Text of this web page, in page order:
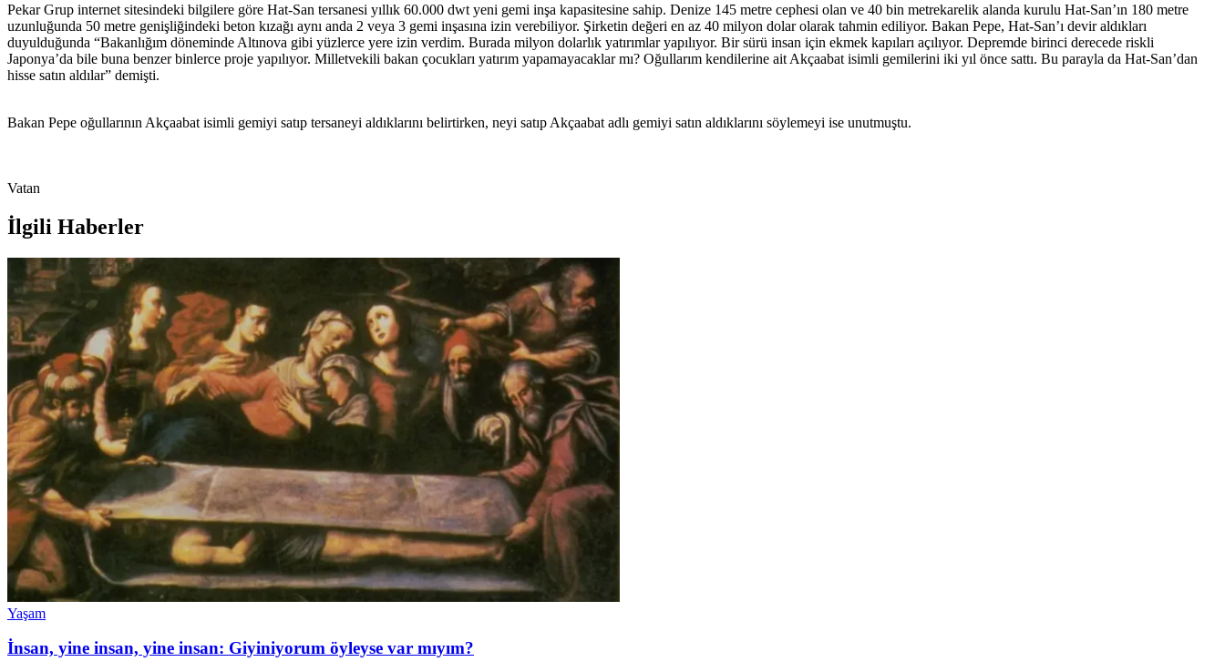
Pekar Grup internet sitesindeki bilgilere göre Hat-San tersanesi yıllık 60.000 dwt yeni gemi inşa kapasitesine sahip. Denize 145 metre cephesi olan ve 40 bin metrekarelik alanda kurulu Hat-San’ın 180 metre
uzunluğunda 50 metre genişliğindeki beton kızağı aynı anda 2 veya 3 gemi inşasına izin verebiliyor. Şirketin değeri en az 40 milyon dolar olarak tahmin ediliyor. Bakan Pepe, Hat-San’ı devir aldıkları
duyulduğunda “Bakanlığım döneminde Altınova gibi yüzlerce yere izin verdim. Burada milyon dolarlık yatırımlar yapılıyor. Bir sürü insan için ekmek kapıları açılıyor. Depremde birinci derecede riskli
Japonya’da bile buna benzer binlerce proje yapılıyor. Milletvekili bakan çocukları yatırım yapamayacaklar mı? Oğullarım kendilerine ait Akçaabat isimli gemilerini iki yıl önce sattı. Bu parayla da Hat-San’dan
hisse satın aldılar” demişti.
Bakan Pepe oğullarının Akçaabat isimli gemiyi satıp tersaneyi aldıklarını belirtirken, neyi satıp Akçaabat adlı gemiyi satın aldıklarını söylemeyi ise unutmuştu.
Vatan
İlgili Haberler
Yaşam
İnsan, yine insan, yine insan: Giyiniyorum öyleyse var mıyım?